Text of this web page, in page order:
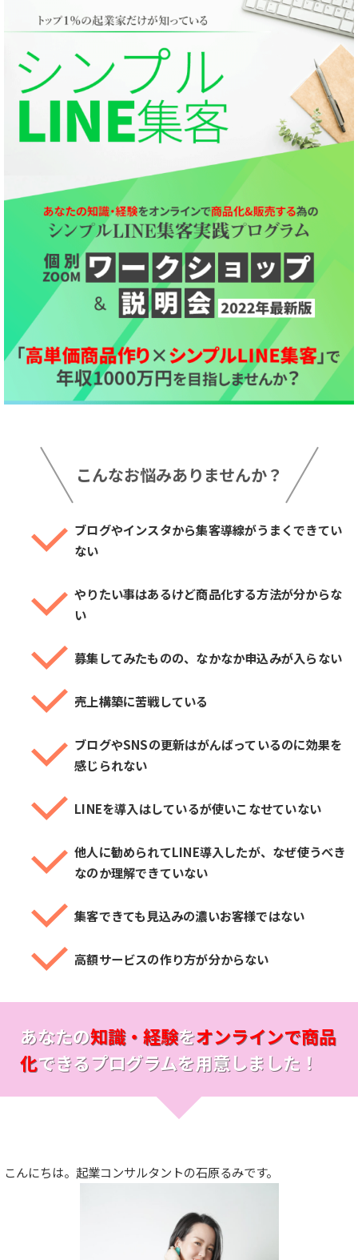
こんなお悩みありませんか？
ブログやインスタから集客導線がうまくできてい
ない
やりたい事はあるけど商品化する方法が分からな
い
募集してみたものの、なかなか申込みが入らない
売上構築に苦戦している
ブログやSNSの更新はがんばっているのに効果を
感じられない
LINEを導入はしているが使いこなせていない
他人に勧められてLINE導入したが、なぜ使うべき
なのか理解できていない
集客できても見込みの濃いお客様ではない
高額サービスの作り方が分からない
あなたの知識・経験をオンラインで商品
化できるプログラムを用意しました！
こんにちは。起業コンサルタントの石原るみです。